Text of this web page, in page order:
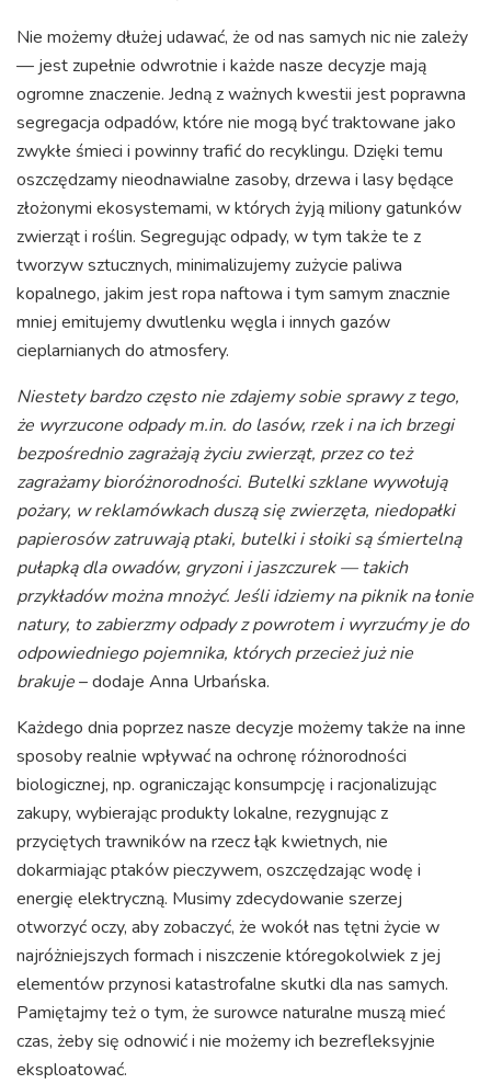
Nie możemy dłużej udawać, że od nas samych nic nie zależy
— jest zupełnie odwrotnie i każde nasze decyzje mają
ogromne znaczenie. Jedną z ważnych kwestii jest poprawna
segregacja odpadów, które nie mogą być traktowane jako
zwykłe śmieci i powinny trafić do recyklingu. Dzięki temu
oszczędzamy nieodnawialne zasoby, drzewa i lasy będące
złożonymi ekosystemami, w których żyją miliony gatunków
zwierząt i roślin. Segregując odpady, w tym także te z
tworzyw sztucznych, minimalizujemy zużycie paliwa
kopalnego, jakim jest ropa naftowa i tym samym znacznie
mniej emitujemy dwutlenku węgla i innych gazów
cieplarnianych do atmosfery.
Niestety bardzo często nie zdajemy sobie sprawy z tego,
że wyrzucone odpady m.in. do lasów, rzek i na ich brzegi
bezpośrednio zagrażają życiu zwierząt, przez co też
zagrażamy bioróżnorodności. Butelki szklane wywołują
pożary, w reklamówkach duszą się zwierzęta, niedopałki
papierosów zatruwają ptaki, butelki i słoiki są śmiertelną
pułapką dla owadów, gryzoni i jaszczurek — takich
przykładów można mnożyć. Jeśli idziemy na piknik na łonie
natury, to zabierzmy odpady z powrotem i wyrzućmy je do
odpowiedniego pojemnika, których przecież już nie
brakuje– dodaje Anna Urbańska.
Każdego dnia poprzez nasze decyzje możemy także na inne
sposoby realnie wpływać na ochronę różnorodności
biologicznej, np. ograniczając konsumpcję i racjonalizując
zakupy, wybierając produkty lokalne, rezygnując z
przyciętych trawników na rzecz łąk kwietnych, nie
dokarmiając ptaków pieczywem, oszczędzając wodę i
energię elektryczną. Musimy zdecydowanie szerzej
otworzyć oczy, aby zobaczyć, że wokół nas tętni życie w
najróżniejszych formach i niszczenie któregokolwiek z jej
elementów przynosi katastrofalne skutki dla nas samych.
Pamiętajmy też o tym, że surowce naturalne muszą mieć
czas, żeby się odnowić i nie możemy ich bezrefleksyjnie
eksploatować.